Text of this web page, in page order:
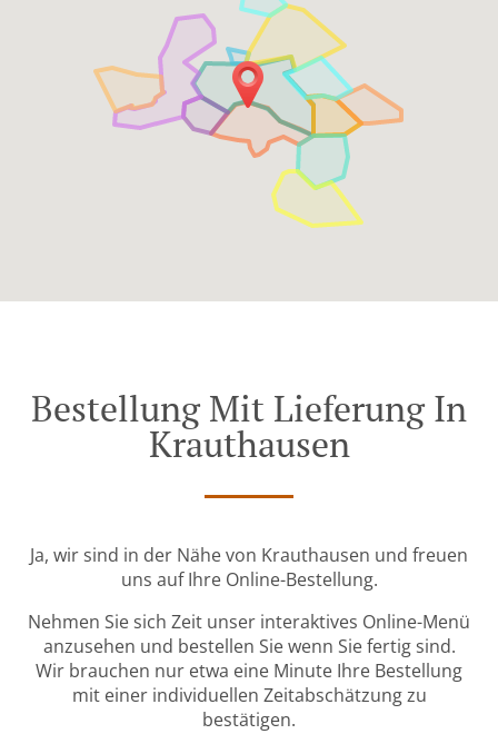
Bestellung Mit Lieferung In
Krauthausen
Ja, wir sind in der Nähe von Krauthausen und freuen
uns auf Ihre Online-Bestellung.
Nehmen Sie sich Zeit unser interaktives Online-Menü
anzusehen und bestellen Sie wenn Sie fertig sind.
Wir brauchen nur etwa eine Minute Ihre Bestellung
mit einer individuellen Zeitabschätzung zu
bestätigen.